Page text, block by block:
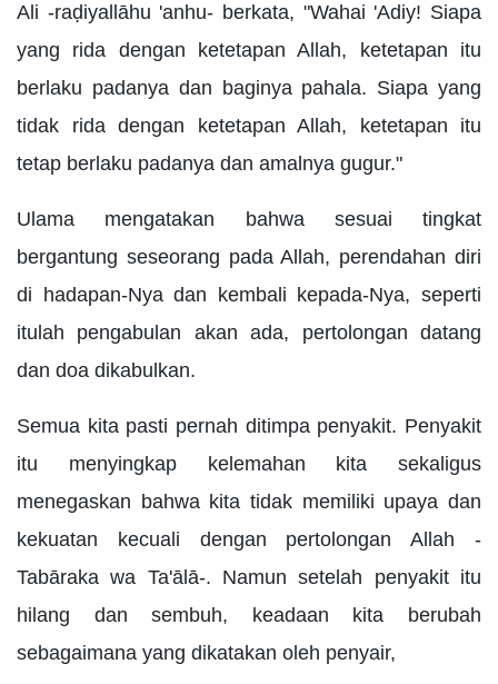
Ali -raḍiyallāhu 'anhu- berkata, "Wahai 'Adiy! Siapa
yang rida dengan ketetapan Allah, ketetapan itu
berlaku padanya dan baginya pahala. Siapa yang
tidak rida dengan ketetapan Allah, ketetapan itu
tetap berlaku padanya dan amalnya gugur."
Ulama mengatakan bahwa sesuai tingkat
bergantung seseorang pada Allah, perendahan diri
di hadapan-Nya dan kembali kepada-Nya, seperti
itulah pengabulan akan ada, pertolongan datang
dan doa dikabulkan.
Semua kita pasti pernah ditimpa penyakit. Penyakit
itu menyingkap kelemahan kita sekaligus
menegaskan bahwa kita tidak memiliki upaya dan
kekuatan kecuali dengan pertolongan Allah -
Tabāraka wa Ta'ālā-. Namun setelah penyakit itu
hilang dan sembuh, keadaan kita berubah
sebagaimana yang dikatakan oleh penyair,